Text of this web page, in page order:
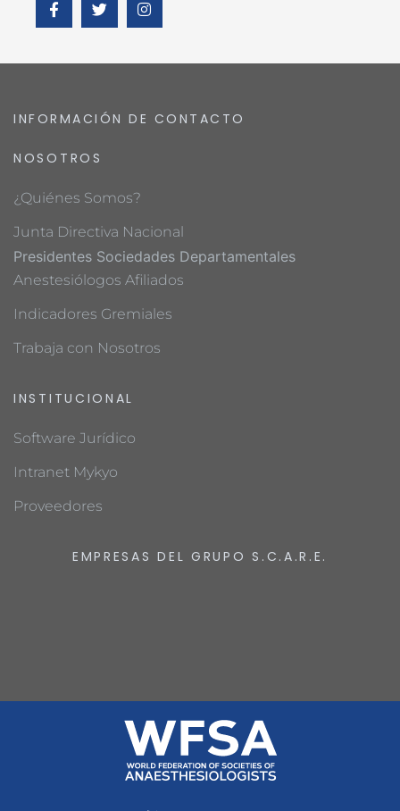
INFORMACIÓN DE CONTACTO
NOSOTROS
¿Quiénes Somos?
Junta Directiva Nacional
Presidentes Sociedades Departamentales
Anestesiólogos Afiliados
Indicadores Gremiales
Trabaja con Nosotros
INSTITUCIONAL
Software Jurídico
Intranet Mykyo
Proveedores
EMPRESAS DEL GRUPO S.C.A.R.E.